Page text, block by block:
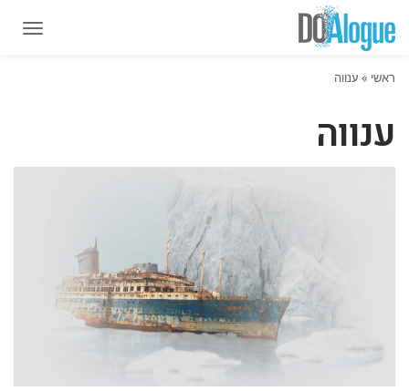
ראשי » ענווה
ענווה